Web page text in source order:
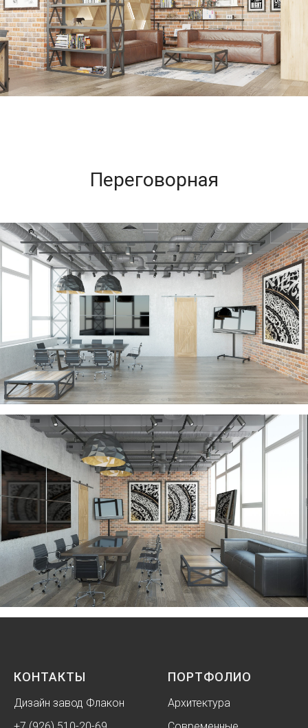
Переговорная
КОНТАКТЫ
Дизайн завод Флакон
ПОРТФОЛИО
Архитектура